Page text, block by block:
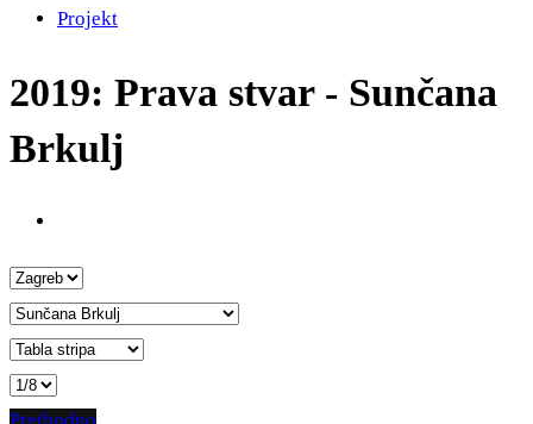
Projekt
2019: Prava stvar - Sunčana
Brkulj
Prethodno